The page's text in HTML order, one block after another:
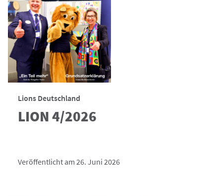
Lions Deutschland
LION 4/2026
Veröffentlicht am 26. Juni 2026